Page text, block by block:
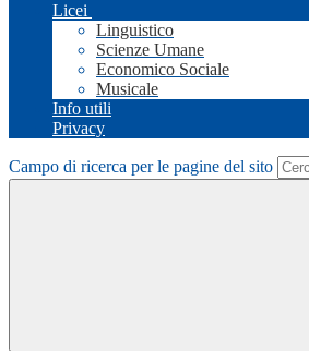
Licei
Linguistico
Scienze Umane
Economico Sociale
Musicale
Info utili
Privacy
Campo di ricerca per le pagine del sito